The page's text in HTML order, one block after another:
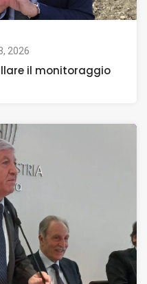
2026
il monitoraggio